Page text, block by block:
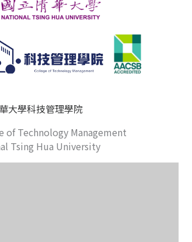
大學科技管理學院
of Technology Management
Tsing Hua University